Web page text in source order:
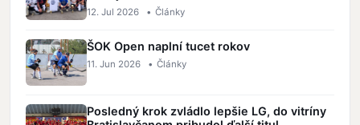
12. Jul 2026 • Články
ŠOK Open naplní tucet rokov
11. Jun 2026 • Články
Posledný krok zvládlo lepšie LG, do vitríny